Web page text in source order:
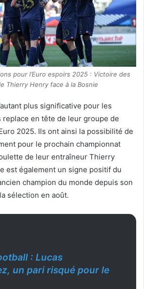
pour l’Euro espoirs 2025 : Victoire des
Thierry Henry face à la Bosnie
plus significative pour les
replace en tête de leur groupe de
2025. Ils ont ainsi la possibilité de
pour le prochain championnat
de leur entraîneur Thierry
est également un signe positif du
champion du monde depuis son
sélection en août.
: Lucas
un pari risqué pour le